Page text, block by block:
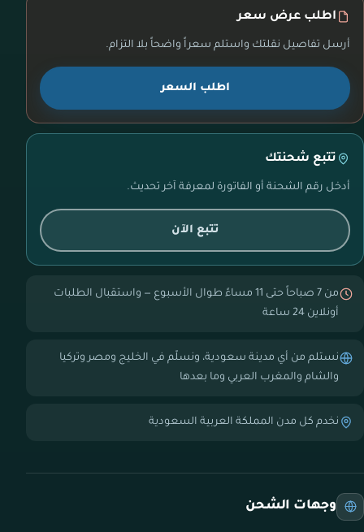
اطلب عرض سعر
أرسل تفاصيل نقلتك واستلم سعراً واضحاً بلا التزام.
اطلب السعر
تتبع شحنتك
أدخل رقم الشحنة أو الفاتورة لمعرفة آخر تحديث.
تتبع الآن
من 7 صباحاً حتى 11 مساءً طوال الأسبوع — واستقبال الطلبات
أونلاين 24 ساعة
نستلم من أي مدينة سعودية، ونسلّم في الخليج ومصر وتركيا
والشام والمغرب العربي وما بعدها
نخدم كل مدن المملكة العربية السعودية
وجهات الشحن